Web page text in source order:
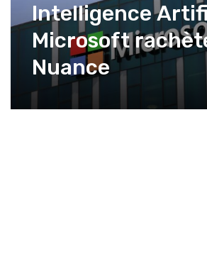
Intelligence
Microsoft
Nuance